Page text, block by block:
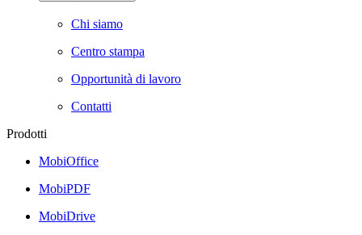
Chi siamo
Centro stampa
Opportunità di lavoro
Contatti
Prodotti
MobiOffice
MobiPDF
MobiDrive